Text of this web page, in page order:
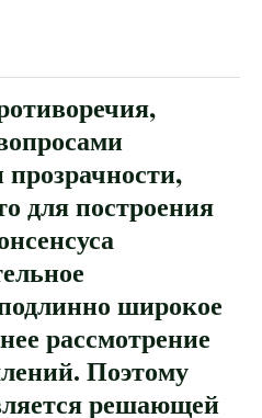
для построения
широкое
рассмотрение
Поэтому
решающей